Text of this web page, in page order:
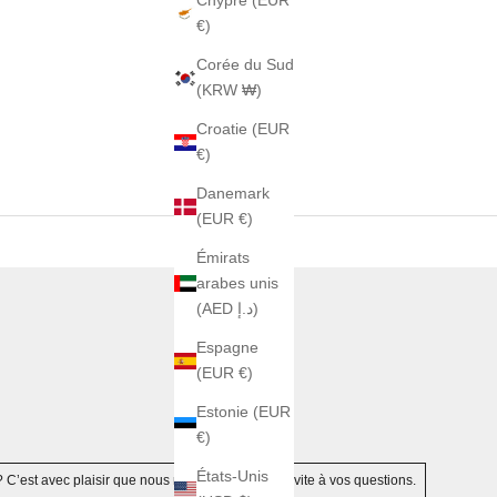
€)
Corée du Sud
(KRW ₩)
Croatie (EUR
€)
Danemark
(EUR €)
Émirats
arabes unis
(AED د.إ)
Espagne
(EUR €)
Estonie (EUR
€)
États-Unis
C’est avec plaisir que nous répondrons au plus vite à vos questions.